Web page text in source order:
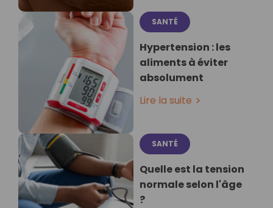
SANTÉ
Hypertension : les
aliments à éviter
absolument
Lire la suite
SANTÉ
Quelle est la tension
normale selon l'âge
?